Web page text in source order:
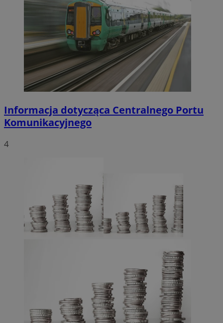
Informacja dotycząca Centralnego Portu
Komunikacyjnego
4